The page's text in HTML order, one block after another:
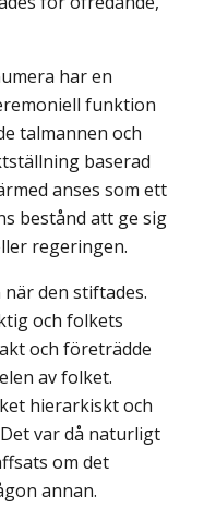
har en
funktion
talmannen och
baserad
anses som ett
bestånd att ge sig
regeringen.
den stiftades.
och folkets
och företrädde
av folket.
hierarkiskt och
var då naturligt
om det
annan.